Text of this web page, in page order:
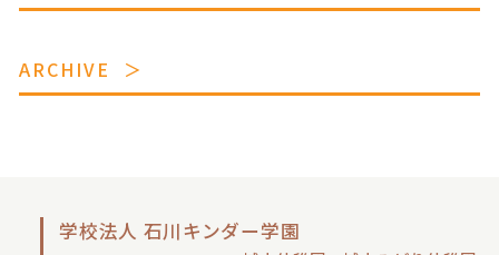
ARCHIVE
学校法人 石川キンダー学園